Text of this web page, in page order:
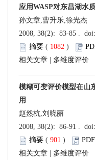
孙文章,曹升乐,徐光杰
( )
赵然杭,刘晓丽
( )